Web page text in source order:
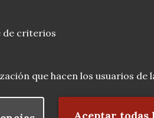
de criterios
que hacen los usuarios de